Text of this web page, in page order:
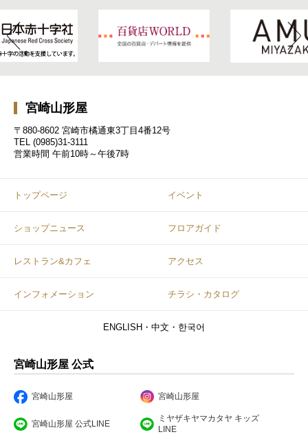
宮崎山形屋
〒880-8602 宮崎市橘通東3丁目4番12号
TEL (0985)31-3111
営業時間 午前10時～午後7時
トップページ イベント
ショップニュース フロアガイド
レストラン&カフェ アクセス
インフォメーション チラシ・カタログ
ENGLISH・中文・한국어
宮崎山形屋 公式
宮崎山形屋 宮崎山形屋
宮崎山形屋 公式LINE
ミヤザキヤマカタヤ キッズ
LINE